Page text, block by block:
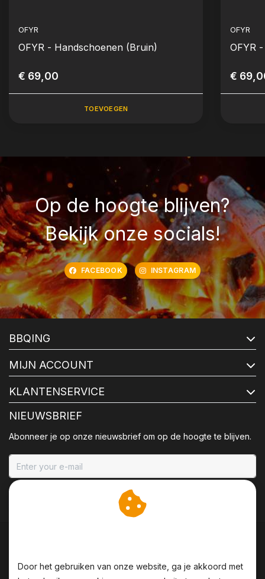
OFYR
OFYR - Handschoenen (Bruin)
€ 69,00
TOEVOEGEN
OFYR
OFYR
€
Op de hoogte blijven?
Bekijk onze socials!
FACEBOOK INSTAGRAM
BBQING
MIJN ACCOUNT
KLANTENSERVICE
NIEUWSBRIEF
Abonneer je op onze nieuwsbrief om op de hoogte te blijven.
Door het gebruiken van onze website, ga je akkoord met